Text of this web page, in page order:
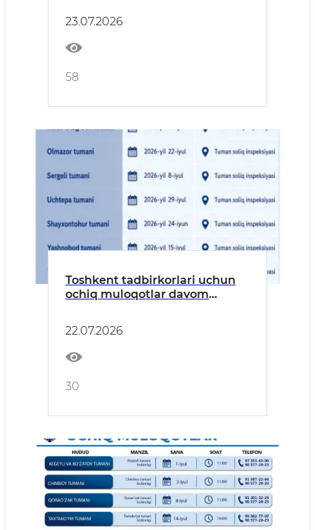
23.07.2026
58
Toshkent tadbirkorlari uchun
ochiq muloqotlar davom
22.07.2026
30